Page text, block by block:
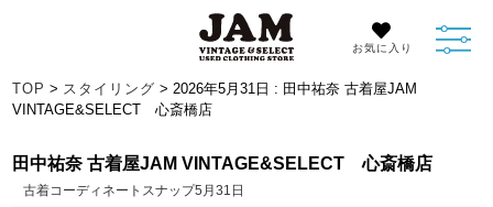
お気に入り
TOP > スタイリング > 2026年5月31日 : 田中祐奈 古着屋JAM
VINTAGE&SELECT 心斎橋店
田中祐奈 古着屋JAM VINTAGE&SELECT 心斎橋店
古着コーディネートスナップ5月31日